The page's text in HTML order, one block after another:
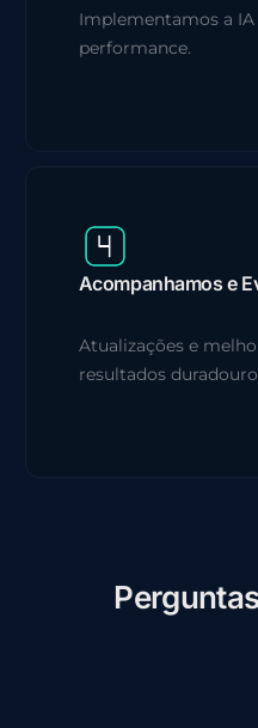
Implementamos a
performance.
Acompanhamos e
Atualizações e
resultados
Pergunta